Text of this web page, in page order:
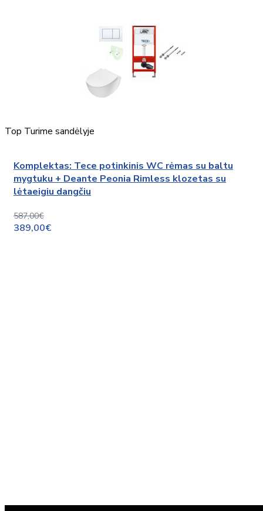
Top Turime sandėlyje
Komplektas: Tece potinkinis WC rėmas su baltu
mygtuku + Deante Peonia Rimless klozetas su
lėtaeigiu dangčiu
587,00€
389,00€